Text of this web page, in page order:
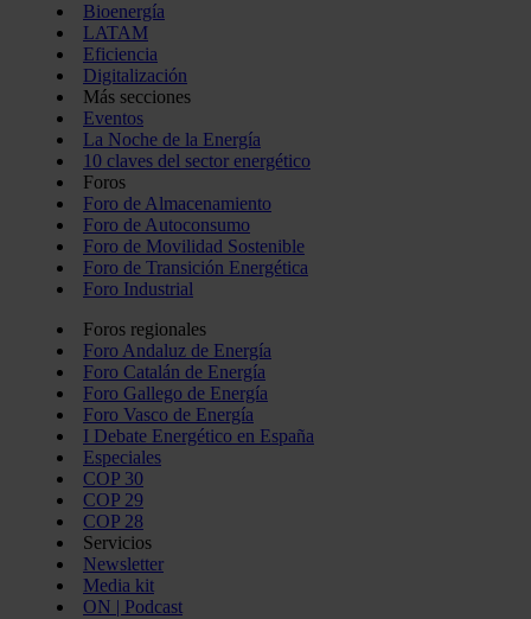
Bioenergía
LATAM
Eficiencia
Digitalización
Más secciones
Eventos
La Noche de la Energía
10 claves del sector energético
Foros
Foro de Almacenamiento
Foro de Autoconsumo
Foro de Movilidad Sostenible
Foro de Transición Energética
Foro Industrial
Foros regionales
Foro Andaluz de Energía
Foro Catalán de Energía
Foro Gallego de Energía
Foro Vasco de Energía
I Debate Energético en España
Especiales
COP 30
COP 29
COP 28
Servicios
Newsletter
Media kit
ON | Podcast